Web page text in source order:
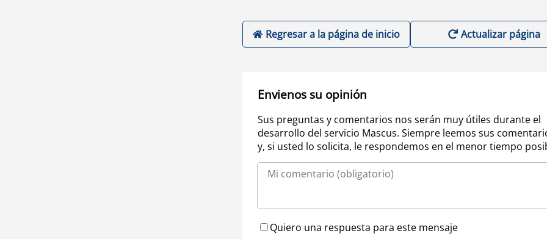
Regresar a la página de inicio Actualizar página
Envienos su opinión
Sus preguntas y comentarios nos serán muy útiles durante el
desarrollo del servicio Mascus. Siempre leemos sus
y, si usted lo solicita, le respondemos en el menor tiempo
Quiero una respuesta para este mensaje